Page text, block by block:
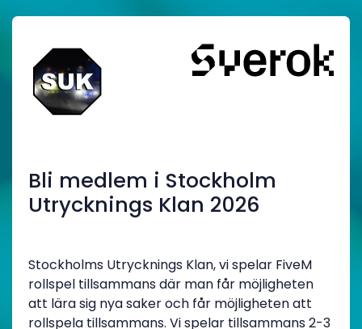
Bli medlem i Stockholm
Utrycknings Klan 2026
Stockholms Utrycknings Klan, vi spelar FiveM
rollspel tillsammans där man får möjligheten
att lära sig nya saker och får möjligheten att
rollspela tillsammans. Vi spelar tillsammans 2-3